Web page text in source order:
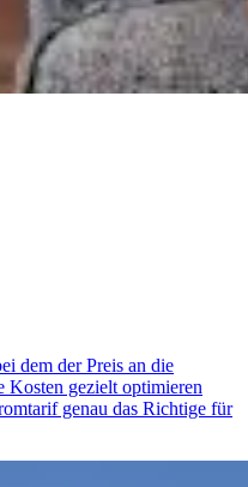
dem der Preis an die
Kosten gezielt optimieren
genau das Richtige für